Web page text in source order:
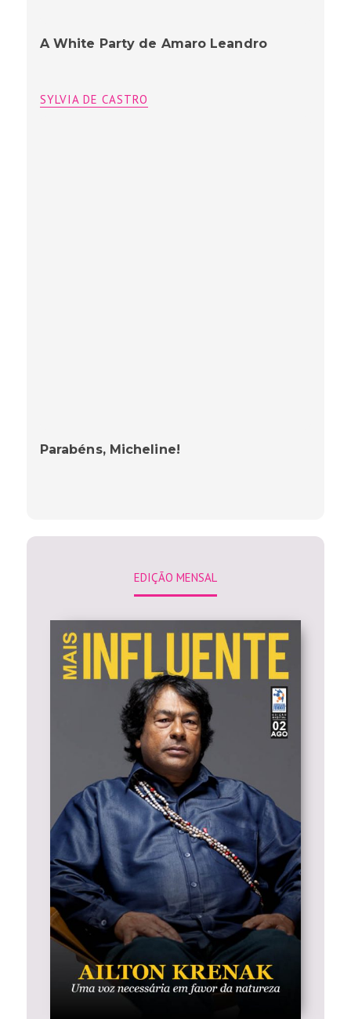
A White Party de Amaro Leandro
SYLVIA DE CASTRO
Parabéns, Micheline!
EDIÇÃO MENSAL